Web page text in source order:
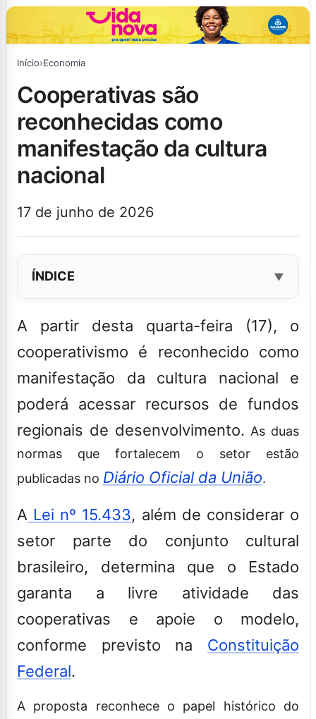
Início›Economia
cooperativas são
reconhecidas como
manifestação da cultura
nacional
17 de junho de 2026
ÍNDICE
A partir desta quarta-feira (17), o
cooperativismo é reconhecido como
manifestação da cultura nacional e
poderá acessar recursos de fundos
regionais de desenvolvimento.As duas
normas que fortalecem o setor estão
publicadas no Diário Oficial da União.
A Lei nº 15.433, além de considerar o
setor parte do conjunto cultural
brasileiro, determina que o Estado
garanta a livre atividade das
cooperativas e apoie o modelo,
conforme previsto na Constituição
Federal.
A proposta reconhece o papel histórico do